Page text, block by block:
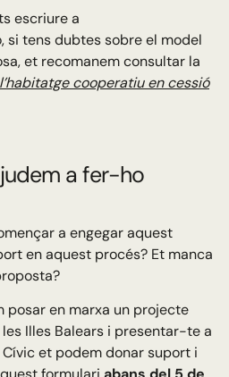
escriure a
si tens dubtes sobre el model
et recomanem consultar la
cooperatiu en cessió
a fer-ho
a engegar aquest
en aquest procés? Et manca
posar en marxa un projecte
Illes Balears i presentar-te a
et podem donar suport i